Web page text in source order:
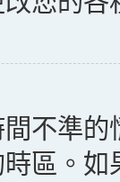
不準
區。